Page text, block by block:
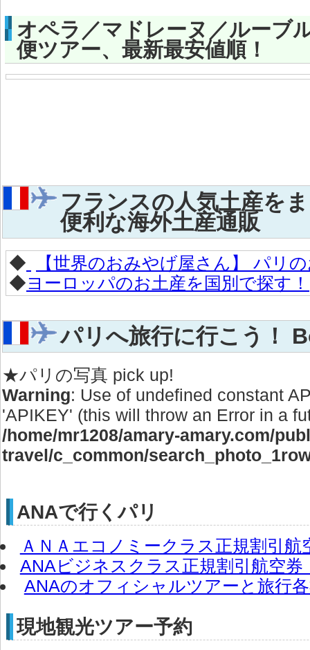
オペラ／マドレーヌ／ルーブ
便ツアー、最新最安値順！
フランスの人気土産を
便利な海外土産通販
◆
【世界のおみやげ屋さん】 パリ
◆ヨーロッパのお土産を国別で探す！
パリへ旅行に行こう！
★パリの写真 pick up!
Warning: Use of undefined constant
'APIKEY' (this will throw an Error in a
/home/mr1208/amary-amary.com/
travel/c_common/
ANAで行くパリ
ＡＮＡエコノミークラス正規割引
ANAビジネスクラス正規割引航空券
ANAのオフィシャルツアーと旅行
現地観光ツアー予約